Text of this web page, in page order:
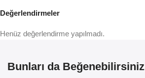
Değerlendirmeler
Henüz değerlendirme yapılmadı.
Bunları da Beğenebilirsiniz